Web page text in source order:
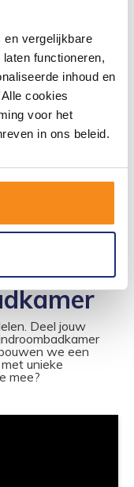
en vergelijkbare
functioneren,
inhoud en
cookies
voor het
in ons beleid.
Deel jouw
we een
unieke
mee?